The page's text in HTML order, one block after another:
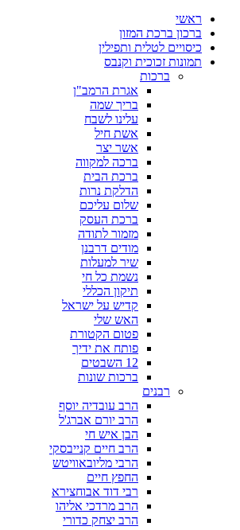
ראשי
ברכון ברכת המזון
כיסויים לטלית ותפילין
תמונות זכוכית וקנבס
ברכות
אגרת הרמב"ן
בריך שמה
עלינו לשבח
אשת חיל
אשר יצר
ברכה למקווה
ברכת הבית
הדלקת נרות
שלום עליכם
ברכת העסק
מזמור לתודה
מודים דרבנן
שיר למעלות
נשמת כל חי
תיקון הכללי
קדיש על ישראל
האש שלי
פטום הקטורת
פותח את ידיך
12 השבטים
ברכות שונות
רבנים
הרב עובדיה יוסף
הרב יורם אברג'ל
הבן איש חי
הרב חיים קנייבסקי
הרבי מליובאוויטש
החפץ חיים
רבי דוד אבוחצירא
הרב מרדכי אליהו
הרב יצחק כדורי